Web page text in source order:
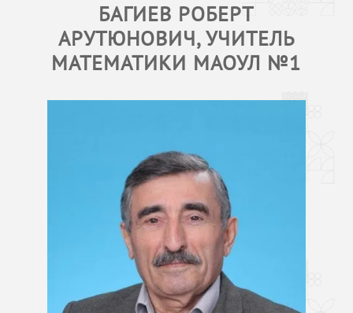
БАГИЕВ РОБЕРТ
АРУТЮНОВИЧ, УЧИТЕЛЬ
МАТЕМАТИКИ МАОУЛ №1